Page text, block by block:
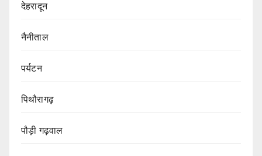
देहरादून
नैनीताल
पर्यटन
पिथौरागढ़
पौड़ी गढ़वाल